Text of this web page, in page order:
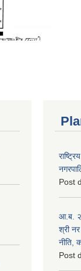
Post
आ.ब.
श्री
नीति,
Post